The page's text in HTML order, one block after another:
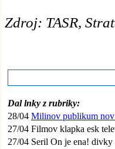
Zdroj: TASR,
Dal lnky z rubriky:
28/04 Milinov publikum
27/04 Filmov klapka esk
27/04 Seril On je ena! divky